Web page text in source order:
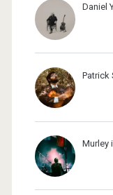
Daniel
Patrick
Murley